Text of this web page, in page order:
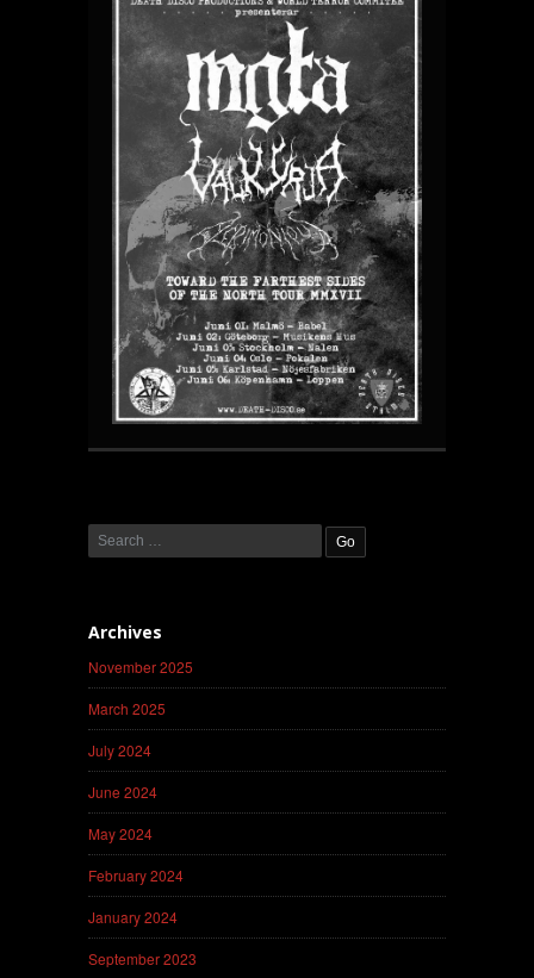
Archives
November 2025
March 2025
July 2024
June 2024
May 2024
February 2024
January 2024
September 2023